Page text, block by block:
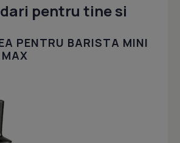
pentru tine si
PENTRU BARISTA MINI